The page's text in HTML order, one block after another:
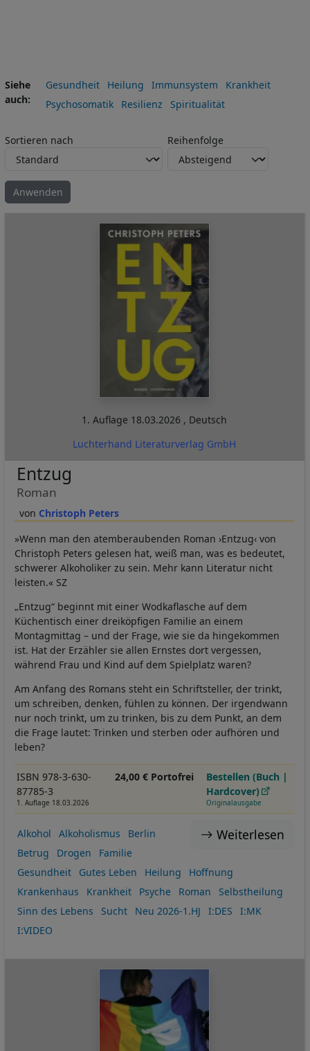
Siehe
auch
Gesundheit Heilung Immunsystem
Krankheit
Psychosomatik
Resilienz Spiritualität
Sortieren nach Reihenfolge
1. Auflage 18.03.2026 , Deutsch
Luchterhand Literaturverlag GmbH
Christoph Peters
Entzug
Roman
»Wenn man den atemberaubenden Roman ›Entzug‹ von
Christoph Peters gelesen hat, weiß man, was es bedeutet,
schwerer Alkoholiker zu sein. Mehr kann Literatur nicht
leisten.« SZ
„Entzug“ beginnt mit einer Wodkaflasche auf dem
Küchentisch einer dreiköpfigen Familie an einem
Montagmittag – und der Frage, wie sie da hingekommen
ist. Hat der Erzähler sie allen Ernstes dort vergessen,
während Frau und Kind auf dem Spielplatz waren?
Am Anfang des Romans steht ein Schriftsteller, der trinkt,
um schreiben, denken, fühlen zu können. Der irgendwann
nur noch trinkt, um zu trinken, bis zu dem Punkt, an dem
die Frage lautet: Trinken und sterben oder aufhören und
leben?
ISBN 978-3-630-
87785-3
1. Auflage 18.03.2026
24,00 € Portofrei
Bestellen (Buch |
Hardcover)
Originalausgabe
Weiterlesen
Alkohol Alkoholismus
Berlin
Betrug
Drogen
Familie
Gesundheit
Gutes Leben Heilung
Hoffnung
Krankenhaus
Krankheit Psyche Roman
Selbstheilung
Sinn des Lebens
Sucht Neu 2026-1.HJ I:DES
I:MK
I:VIDEO